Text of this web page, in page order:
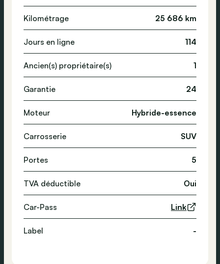
Kilométrage 25 686 km
Jours en ligne 114
Ancien(s) propriétaire(s) 1
Garantie 24
Moteur Hybride-essence
Carrosserie SUV
Portes 5
TVA déductible Oui
Car-Pass Link
Label -